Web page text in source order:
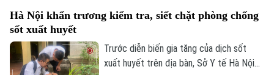
Hà Nội khẩn trương kiểm tra, siết chặt phòng chống
sốt xuất huyết
Trước diễn biến gia tăng của dịch sốt
xuất huyết trên địa bàn, Sở Y tế Hà Nội